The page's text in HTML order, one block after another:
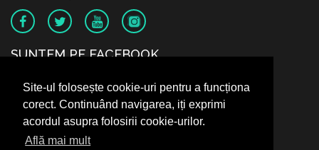
Site-ul folosește cookie-uri pentru a funcționa
corect. Continuând navigarea, iți exprimi
acordul asupra folosirii cookie-urilor.
Află mai mult
SUNTEM PE FACEBOOK